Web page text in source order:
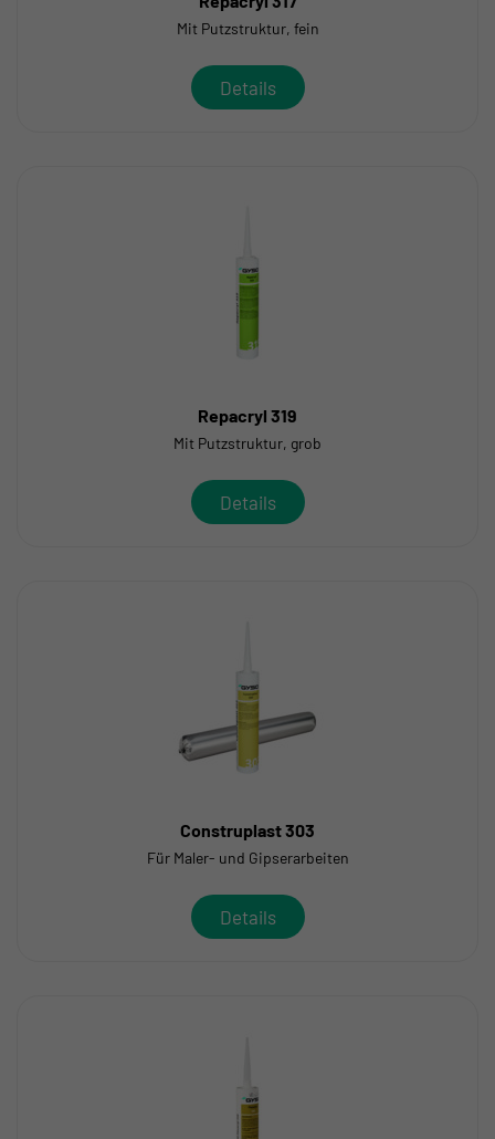
Mit Putzstruktur, fein
Details
Repacryl 319
Mit Putzstruktur, grob
Details
Construplast 303
Für Maler- und Gipserarbeiten
Details